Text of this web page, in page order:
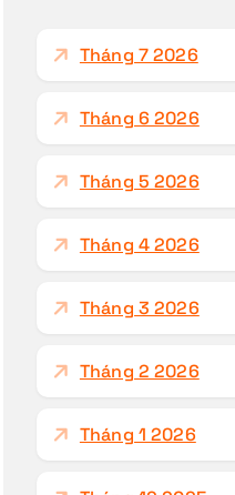
Tháng 7 2026
Tháng 6 2026
Tháng 5 2026
Tháng 4 2026
Tháng 3 2026
Tháng 2 2026
Tháng 1 2026